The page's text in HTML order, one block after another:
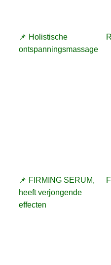
📌 Holistische
ontspanningsmassage
📌 FIRMING SERUM,
heeft verjongende
effecten